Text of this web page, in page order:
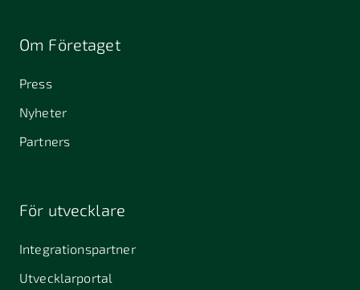
Om Företaget
Press
Nyheter
Partners
För utvecklare
Integrationspartner
Utvecklarportal